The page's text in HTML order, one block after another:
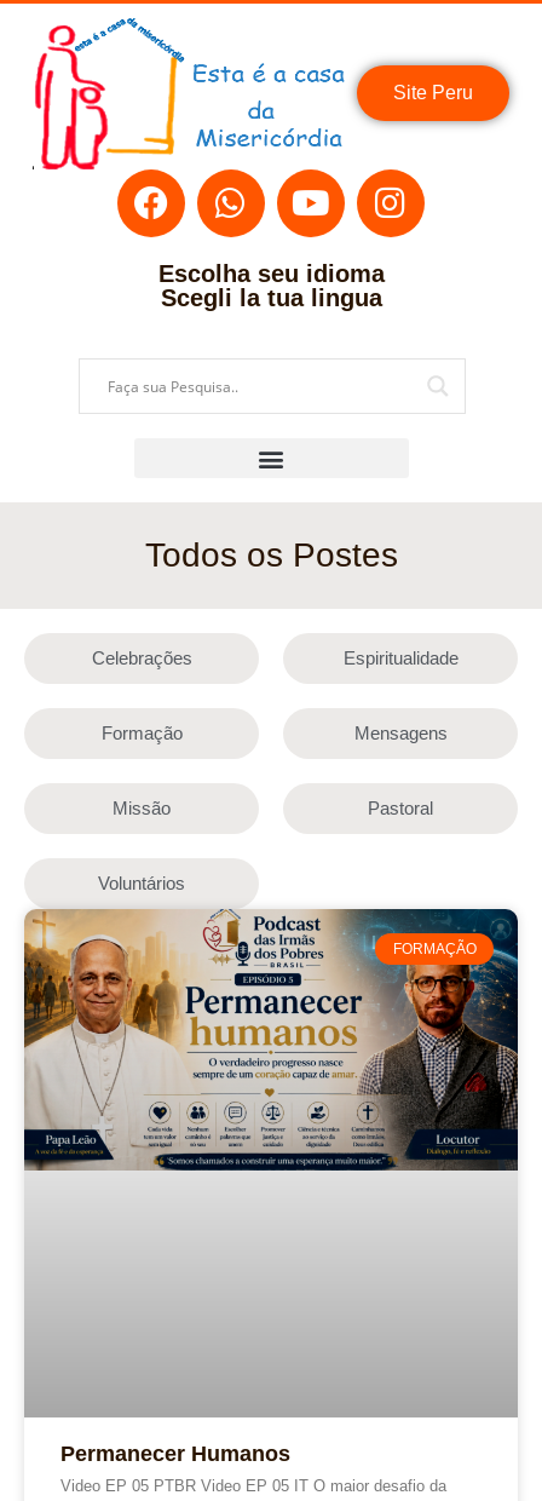
Site Peru
Escolha seu idioma
Scegli la tua lingua
Todos os Postes
Celebrações Espiritualidade
Formação Mensagens
Missão Pastoral
Voluntários
FORMAÇÃO
Permanecer Humanos
Video EP 05 PTBR Video EP 05 IT O maior desafio da